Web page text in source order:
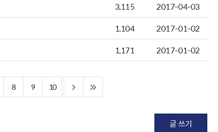
3,115
2017-04-03
1,104
2017-01-02
1,171 2017-01-02
8 9 10
글 쓰기